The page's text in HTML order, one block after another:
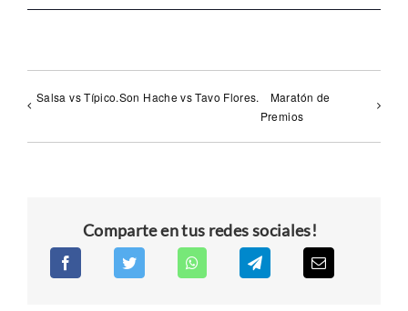
Salsa vs Típico.Son Hache vs Tavo Flores.
Maratón de
Premios
Comparte en tus redes sociales!